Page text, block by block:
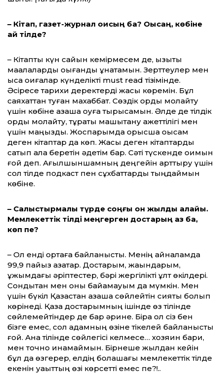
– Кітап, газет-журнал оқисың ба? Оқысаң, көбіне
қай тілде?
– Кітапты күн сайын кемірмесем де, қызықты
мақалаларды оқығанды ұнатамын. Зерттеулер мен
қысқа оқиғалар күнделікті must read тізімінде.
Әсіресе тарихи деректерді жақсы көремін. Бұл
саяхаттан туған махаббат. Сөздік қорды молайту
үшін көбіне қазақша оқуға тырысамын. Әлде де тілдік
қорды молайту, тұрақты машықтану қажеттілігі мен
үшін маңызды. Жоспарымда орысша оқысам
деген кітаптар да көп. Жақсы деген кітаптарды
сатып ала беретін әдетім бар. Сәті түскенде оқимын
ғой деп. Ағылшыншамның деңгейін арттыру үшін
сол тілде подкаст пен сұхбаттарды тыңдаймын
көбіне.
– Салыстырмалы түрде соңғы он жылды алайық.
Мемлекеттік тілді меңгерген достарың аз ба,
көп пе?
– Ол енді ортаға байланысты. Менің айналамда
99,9 пайыз қазақтар. Достарым, жақындарым,
ұжымдағы әріптестер, бәрі жергілікті ұлт өкілдері.
Сондықтан мен оны байқамауым да мүмкін. Мен
үшін бүкіл Қазақстан қазақша сөйлейтін сияқты болып
көрінеді. Қазақ достарымның ішінде өз тілінде
сөйлемейтіндер де бар әрине. Бірақ ол сіз бен
бізге емес, сол адамның өзіне тікелей байланысты
ғой. Ана тілінде сөйлегісі келмесе… хозяин бари,
мен точно қинамаймын. Бірнеше жылдан кейін
бұл да өзгерер, елдің болашағы мемлекеттік тілде
екенін уақыттың өзі көрсетті емес пе?!..